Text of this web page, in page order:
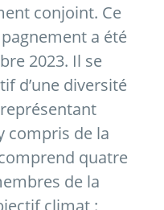
conjoint. Ce
a été
2023. Il se
d’une diversité
compris de la
quatre
de la
climat :